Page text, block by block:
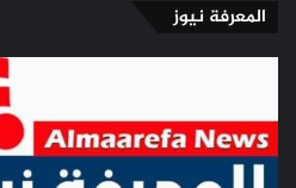
المعرفة نيوز